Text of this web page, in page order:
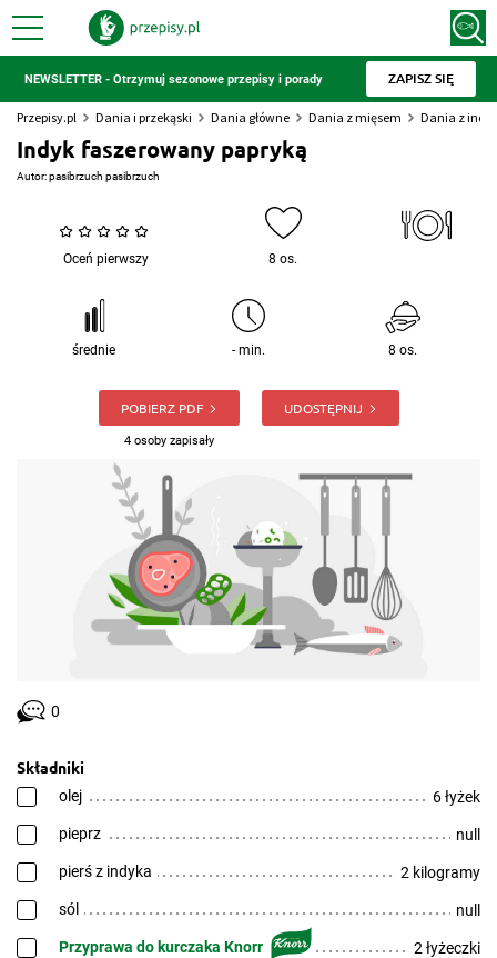
NEWSLETTER - Otrzymuj sezonowe przepisy i porady ZAPISZ SIĘ
Przepisy.pl Dania i przekąski Dania główne Dania z mięsem Dania z
Indyk faszerowany papryką
Autor:pasibrzuch pasibrzuch
Oceń pierwszy 8 os.
średnie - min. 8 os.
POBIERZ PDF
4 osoby zapisały
UDOSTĘPNIJ
0
Składniki
olej 6 łyżek
pieprz null
pierś z indyka 2 kilogramy
sól null
Przyprawa do kurczaka Knorr 2 łyżeczki